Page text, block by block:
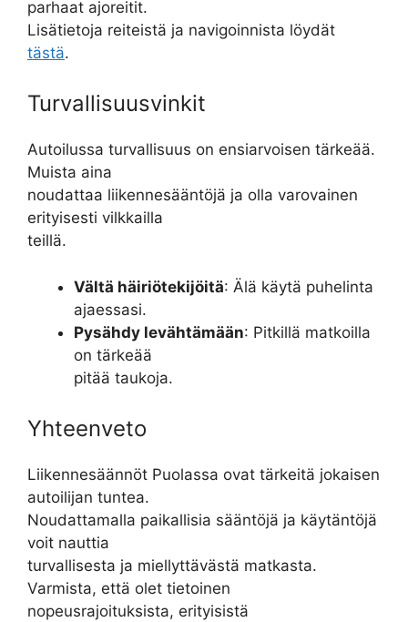
parhaat ajoreitit.
Lisätietoja reiteistä ja navigoinnista löydät
tästä.
Turvallisuusvinkit
Autoilussa turvallisuus on ensiarvoisen tärkeää.
Muista aina
noudattaa liikennesääntöjä ja olla varovainen
erityisesti vilkkailla
teillä.
Vältä häiriötekijöitä: Älä käytä puhelinta
ajaessasi.
Pysähdy levähtämään: Pitkillä matkoilla
on tärkeää
pitää taukoja.
Yhteenveto
Liikennesäännöt Puolassa ovat tärkeitä jokaisen
autoilijan tuntea.
Noudattamalla paikallisia sääntöjä ja käytäntöjä
voit nauttia
turvallisesta ja miellyttävästä matkasta.
Varmista, että olet tietoinen
nopeusrajoituksista, erityisistä